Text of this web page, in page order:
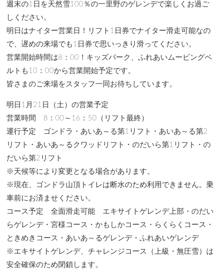
週末の1日を天然雪100％の一里野のゲレンデで楽しくお過ご
しください。
明日はナイター営業日！リフト1日券でナイター滑走可能なの
で、遅めの来場でも1日券で思いっきり滑ってください。
営業開始時間は8：00！キッズパーク、ふれあいムービングベ
ルトも10：00から営業開始予定です。
皆さまのご来場をスタッフ一同お待ちしています。
明日1月21日（土）の営業予定
営業時間 8：00～16：50（リフト最終）
運行予定 ゴンドラ・あいあ～る第1リフト・あいあ～る第2
リフト・あいあ～るクワッドリフト・のだいら第1リフト・の
だいら第2リフト
※天候等により変更となる場合があります。
※現在、ゴンドラ山頂トイレは断水のため利用できません。乗
車前にお済ませください。
コース予定 全面滑走可能 エキサイトゲレンデ上部・のだい
らゲレンデ・宮様コース・かもしかコース・らくらくコース・
ときめきコース・あいあ～るゲレンデ・ふれあいゲレンデ
※エキサイトゲレンデ、チャレンジコース（上級・無圧雪）は
安全確保のため閉鎖します。